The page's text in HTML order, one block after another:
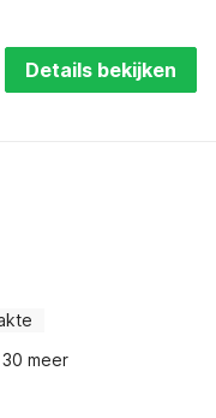
Details bekijken
30 meer